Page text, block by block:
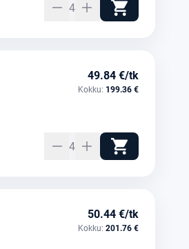
4
49.84 €/tk
Kokku: 199.36 €
4
50.44 €/tk
Kokku: 201.76 €